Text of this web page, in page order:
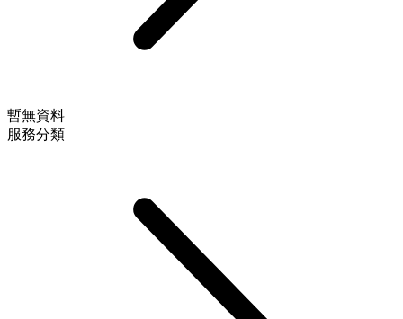
暫無資料
服務分類